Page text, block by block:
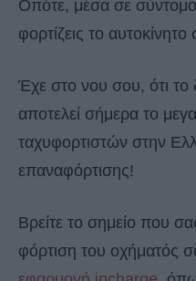
Οπότε, μέσα σε
φορτίζεις το
Έχε στο νου σου, ότι το
αποτελεί σήμερα το
ταχυφορτιστών στην
επαναφόρτισης!
Βρείτε το σημείο που
φόρτιση του οχήματός